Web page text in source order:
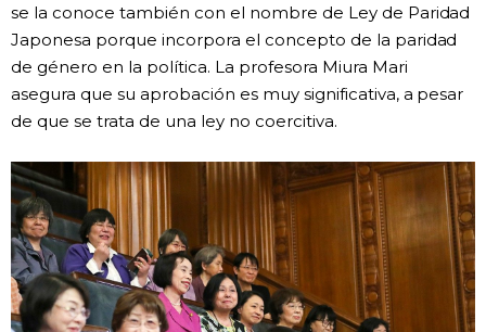
se la conoce también con el nombre de Ley de Paridad
Japonesa porque incorpora el concepto de la paridad
de género en la política. La profesora Miura Mari
asegura que su aprobación es muy significativa, a pesar
de que se trata de una ley no coercitiva.